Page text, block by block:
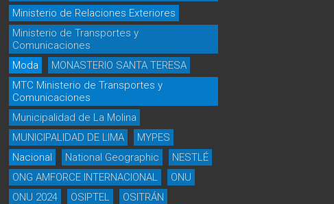
Ministerio de Relaciones Exteriores
Ministerio de Transportes y
Comunicaciones
Moda
MONASTERIO SANTA TERESA
MTC Ministerio de Transportes y
Comunicaciones
Municipalidad de La Molina
MUNICIPALIDAD DE LIMA
MYPES
Nacional
National Geographic
NESTLÉ
ONG AMFORCE INTERNACIONAL
ONU
ONU 2024
OSIPTEL
OSITRÁN